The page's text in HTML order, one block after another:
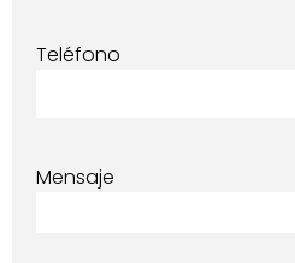
Teléfono
Mensaje